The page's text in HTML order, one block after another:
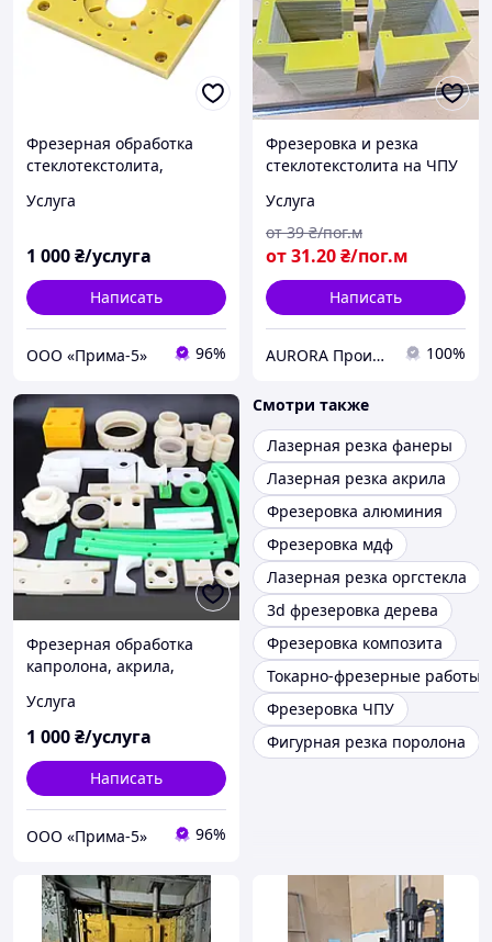
Фрезерная обработка
стеклотекстолита,
Услуга
1 000₴/услуга
Написать
ООО «Прима-5» 96%
Фрезеровка и резка
стеклотекстолита на ЧПУ
Услуга
от31.20₴/пог.м
от 39 ₴/пог.м
Написать
AURORA Производственная компания 100%
Фрезерная обработка
капролона, акрила,
Услуга
1 000₴/услуга
Написать
ООО «Прима-5» 96%
Смотри также
Лазерная резка фанеры
Лазерная резка акрила
Фрезеровка алюминия
Фрезеровка мдф
Лазерная резка оргстекла
3d фрезеровка дерева
Фрезеровка композита
Токарно-фрезерные работы
Фрезеровка ЧПУ
Фигурная резка поролона